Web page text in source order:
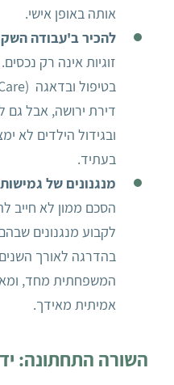
אותה באופן אישי.
להכיר ב'עבודה
זוגיות אינה רק
דירת ירושה, אבל
ובגידול הילדים לא
בעתיד.
מנגנונים של
הסכם ממון לא חייב
לקבוע מנגנונים
בהדרגה לאורך
המשפחתית מחד,
אמיתית מאידך.
השורה התחתונה: